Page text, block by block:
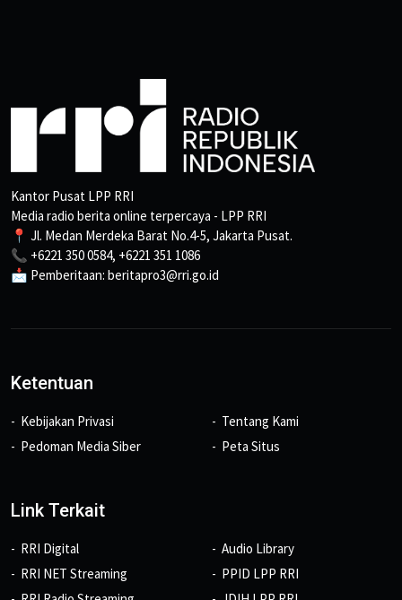
Kantor Pusat LPP RRI
Media radio berita online terpercaya - LPP RRI
📍 Jl. Medan Merdeka Barat No.4-5, Jakarta Pusat.
📞 +6221 350 0584, +6221 351 1086
📩 Pemberitaan: beritapro3@rri.go.id
Ketentuan
Kebijakan Privasi
Pedoman Media Siber
Tentang Kami
Peta Situs
Link Terkait
RRI Digital
RRI NET Streaming
Audio Library
PPID LPP RRI